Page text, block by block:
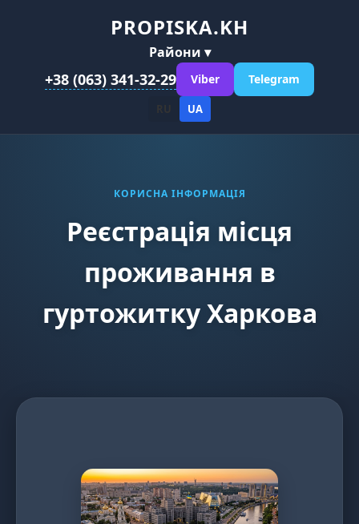
PROPISKA.KH
Райони ▾
+38 (063) 341-32-29 Viber Telegram
UA
КОРИСНА ІНФОРМАЦІЯ
Реєстрація місця
проживання в
гуртожитку Харкова